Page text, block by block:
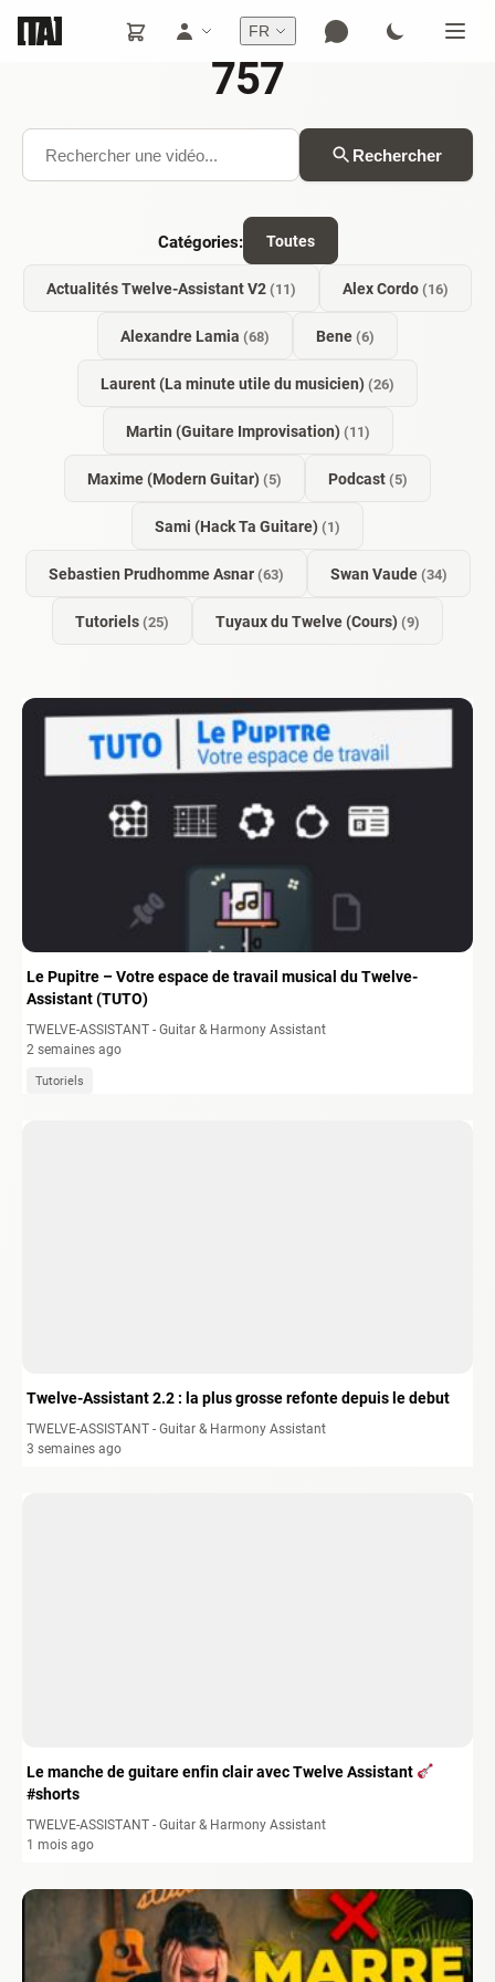
FR
757
Rechercher
Catégories: Toutes
Actualités Twelve-Assistant V2(11) Alex Cordo(16)
Alexandre Lamia (68) Bene(6)
Laurent (La minute utile du musicien)(26)
Martin (Guitare Improvisation)(11)
Maxime (Modern Guitar)(5) Podcast(5)
Sami (Hack Ta Guitare)(1)
Sebastien Prudhomme Asnar(63) Swan Vaude(34)
Tutoriels(25) Tuyaux du Twelve (Cours)(9)
Le Pupitre – Votre espace de travail musical du Twelve-
Assistant (TUTO)
TWELVE-ASSISTANT - Guitar & Harmony Assistant
2 semaines ago
Tutoriels
Twelve-Assistant 2.2 : la plus grosse refonte depuis le debut
TWELVE-ASSISTANT - Guitar & Harmony Assistant
3 semaines ago
Le manche de guitare enfin clair avec Twelve Assistant
#shorts
TWELVE-ASSISTANT - Guitar & Harmony Assistant
1 mois ago